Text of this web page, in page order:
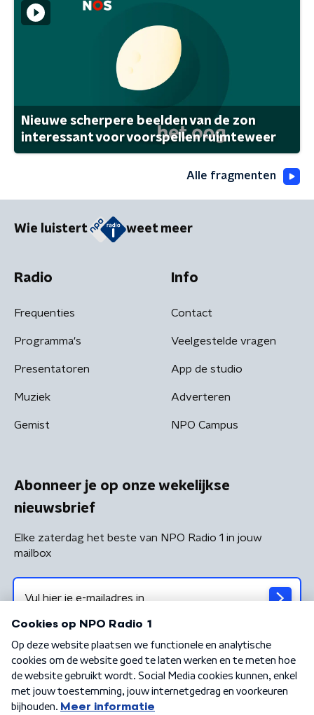
Nieuwe scherpere beelden van de zon
interessant voor voorspellen ruimteweer
Alle fragmenten
Wie luistert weet meer
Radio
Frequenties
Programma's
Presentatoren
Muziek
Gemist
Info
Contact
Veelgestelde vragen
App de studio
Adverteren
NPO Campus
Abonneer je op onze wekelijkse
nieuwsbrief
Elke zaterdag het beste van NPO Radio 1 in jouw
mailbox
Algemene voorwaarden